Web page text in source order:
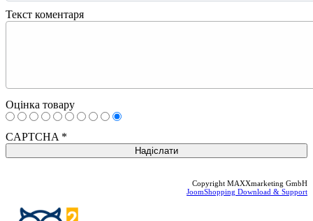
Текст коментаря
Оцінка товару
CAPTCHA *
Copyright MAXXmarketing GmbH
JoomShopping Download & Support